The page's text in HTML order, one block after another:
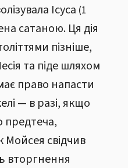
Ісуса (1
сатаною. Ця дія
пізніше,
та піде шляхом
право напасти
— в разі, якщо
предтеча,
Мойсея свідчив
вторгнення